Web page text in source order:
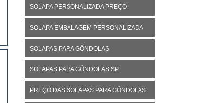
SOLAPA PERSONALIZADA PREÇO
SOLAPA EMBALAGEM PERSONALIZADA
SOLAPAS PARA GÔNDOLAS
SOLAPAS PARA GÔNDOLAS SP
PREÇO DAS SOLAPAS PARA GÔNDOLAS